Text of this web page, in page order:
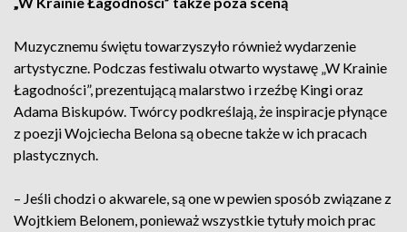
Muzycznemu świętu towarzyszyło również wydarzenie
artystyczne. Podczas festiwalu otwarto wystawę „W Krainie
Łagodności”, prezentującą malarstwo i rzeźbę Kingi oraz
Adama Biskupów. Twórcy podkreślają, że inspiracje płynące
z poezji Wojciecha Belona są obecne także w ich pracach
plastycznych.
– Jeśli chodzi o akwarele, są one w pewien sposób związane z
Wojtkiem Belonem, ponieważ wszystkie tytuły moich prac